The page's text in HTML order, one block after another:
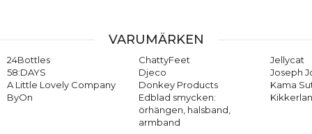
VARUMÄRKEN
24Bottles
58:DAYS
A Little Lovely Company
ByOn
ChattyFeet
Djeco
Donkey Products
Edblad smycken:
örhängen, halsband,
armband
Jellycat
Joseph
Kama